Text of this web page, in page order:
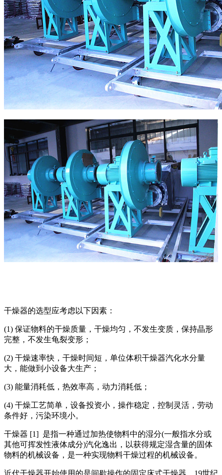
干燥器的选型应考虑以下因素：
(1) 保证物料的干燥质量，干燥均匀，不发生变质，保持晶形
完整，不发生龟裂变形；
(2) 干燥速率快，干燥时间短，单位体积干燥器汽化水分量
大，能做到小设备大生产；
(3) 能量消耗低，热效率高，动力消耗低；
(4) 干燥工艺简单，设备投资小，操作稳定，控制灵活，劳动
条件好，污染环境小。
干燥器 [1] 是指一种通过加热使物料中的湿分(一般指水分或
其他可挥发性液体成分)汽化逸出，以获得规定湿含量的固体
物料的机械设备，是一种实现物料干燥过程的机械设备。